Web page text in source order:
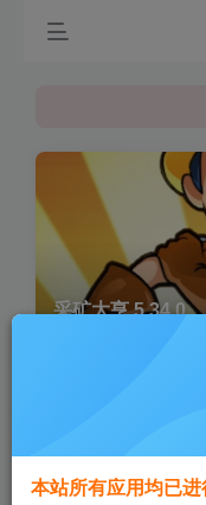
所有上
采矿大亨 5.34.0
本站所有应用均已